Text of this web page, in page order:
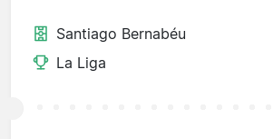
Santiago Bernabéu
La Liga